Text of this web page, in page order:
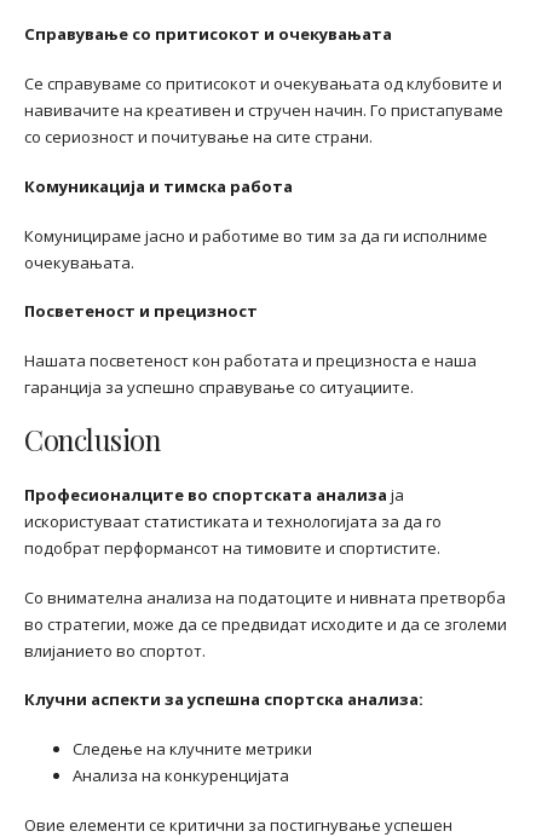
Справување со притисокот и очекувањата
Се справуваме со притисокот и очекувањата од клубовите и
навивачите на креативен и стручен начин. Го пристапуваме
со сериозност и почитување на сите страни.
Комуникација и тимска работа
Комуницираме јасно и работиме во тим за да ги исполниме
очекувањата.
Посветеност и прецизност
Нашата посветеност кон работата и прецизноста е наша
гаранција за успешно справување со ситуациите.
Conclusion
Професионалците во спортската анализа ја
искористуваат статистиката и технологијата за да го
подобрат перформансот на тимовите и спортистите.
Со внимателна анализа на податоците и нивната претворба
во стратегии, може да се предвидат исходите и да се зголеми
влијанието во спортот.
Клучни аспекти за успешна спортска анализа:
Следење на клучните метрики
Анализа на конкуренцијата
Овие елементи се критични за постигнување успешен